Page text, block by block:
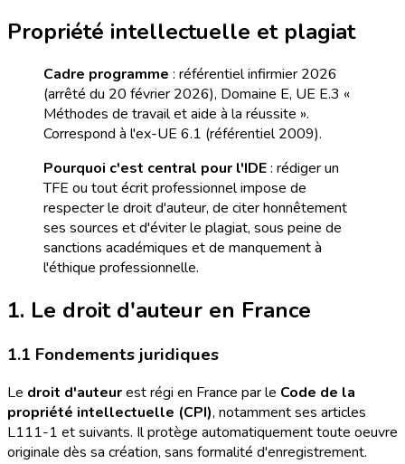
Propriété intellectuelle et plagiat
Cadre programme : référentiel infirmier 2026
(arrêté du 20 février 2026), Domaine E, UE E.3 «
Méthodes de travail et aide à la réussite ».
Correspond à l'ex-UE 6.1 (référentiel 2009).
Pourquoi c'est central pour l'IDE: rédiger un
TFE ou tout écrit professionnel impose de
respecter le droit d'auteur, de citer honnêtement
ses sources et d'éviter le plagiat, sous peine de
sanctions académiques et de manquement à
l'éthique professionnelle.
1. Le droit d'auteur en France
1.1 Fondements juridiques
Le droit d'auteurest régi en France par le Code de la
propriété intellectuelle (CPI), notamment ses articles
L111-1 et suivants. Il protège automatiquement toute oeuvre
originale dès sa création, sans formalité d'enregistrement.